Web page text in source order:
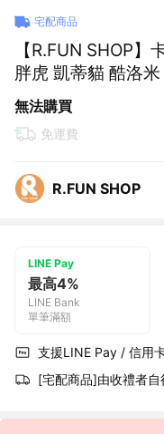
宅配商品
【R.FUN SHOP
胖虎 凱蒂貓 酷洛
巾 WF048
無法購買
免運費
R.FUN SHOP
LINE Pay
最高4%
LINE Bank
單筆滿額
支援LINE Pay / 信用
[宅配商品]由收禮者自